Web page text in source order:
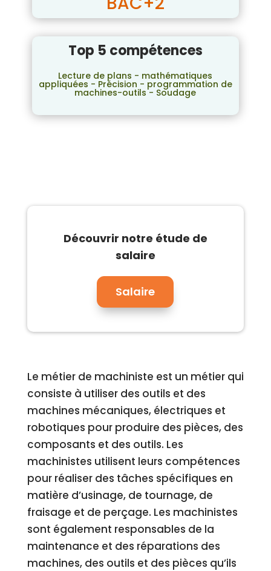
Top 5 compétences
Lecture de plans - mathématiques
appliquées - Précision - programmation de
machines-outils - Soudage
Découvrir notre étude de
salaire
Salaire
Le métier de machiniste est un métier qui
consiste à utiliser des outils et des
machines mécaniques, électriques et
robotiques pour produire des pièces, des
composants et des outils. Les
machinistes utilisent leurs compétences
pour réaliser des tâches spécifiques en
matière d’usinage, de tournage, de
fraisage et de perçage. Les machinistes
sont également responsables de la
maintenance et des réparations des
machines, des outils et des pièces qu’ils